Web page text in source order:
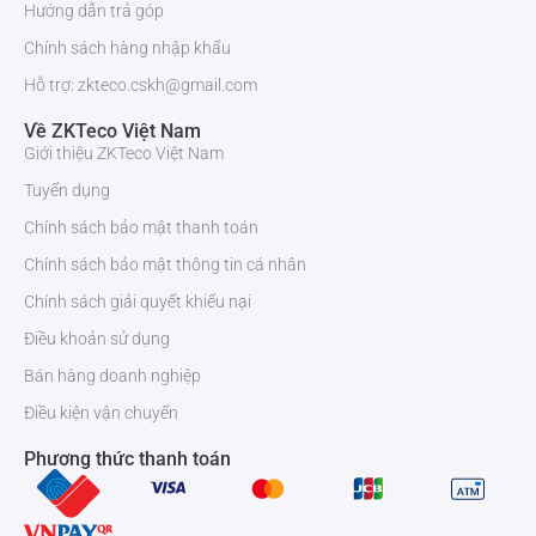
hữu ích, miễn phí kèm báo giá. Với đội ngũ CSKH và kỹ thuật nhiều
kinh nghiệm hỗ trợ.
Hướng dẫn trả góp
Chính sách hàng nhập khẩu
Hỗ trợ: zkteco.cskh@gmail.com
Về ZKTeco Việt Nam
Giới thiệu ZKTeco Việt Nam
Tuyển dụng
Chính sách bảo mật thanh toán
Chính sách bảo mật thông tin cá nhân
Chính sách giải quyết khiếu nại
Điều khoản sử dụng
Bán hàng doanh nghiệp
Điều kiện vận chuyển
Phương thức thanh toán